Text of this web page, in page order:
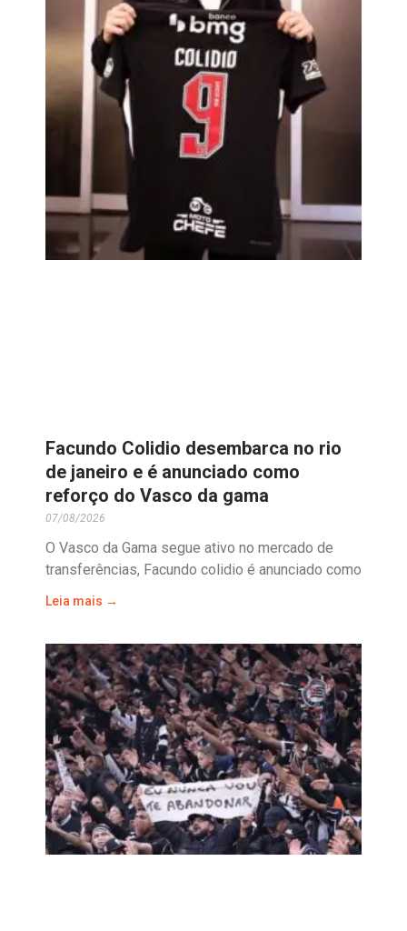
Facundo Colidio desembarca no rio
de janeiro e é anunciado como
reforço do Vasco da gama
07/08/2026
O Vasco da Gama segue ativo no mercado de
transferências, Facundo colidio é anunciado como
Leia mais →